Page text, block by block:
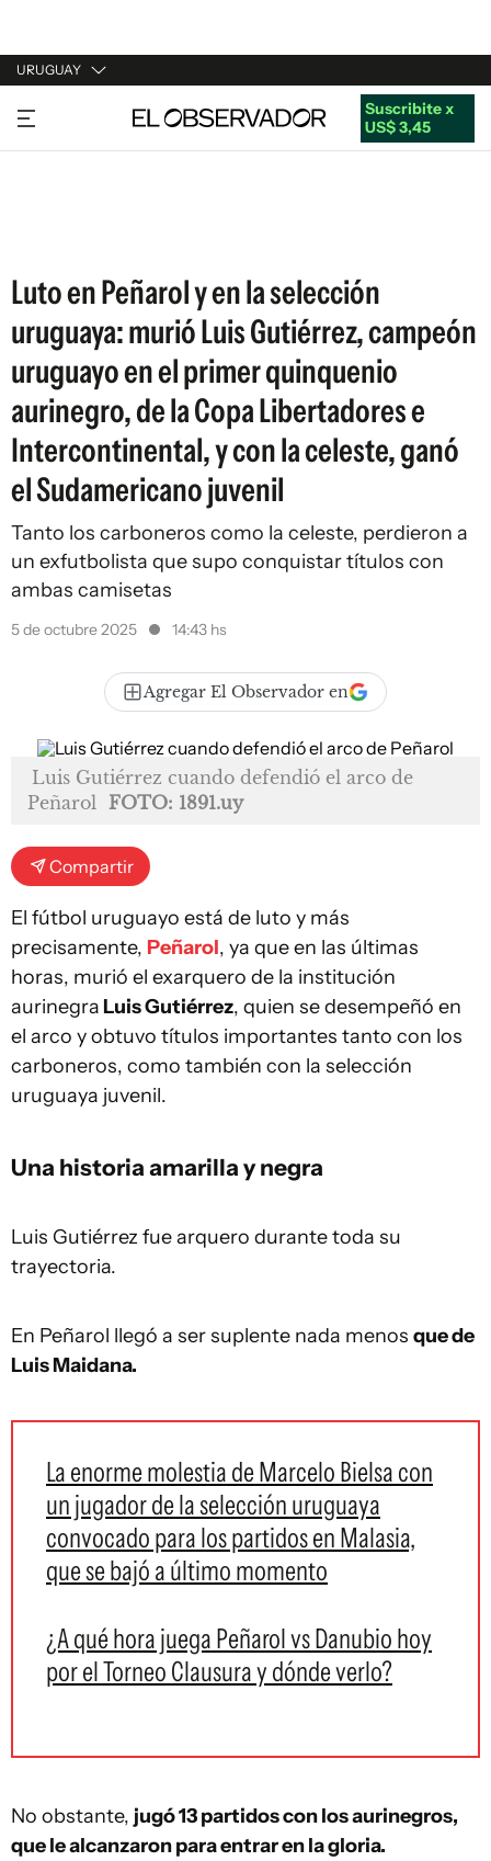
URUGUAY
URUGUAY
ARGENTINA
Suscribite x
US$ 3,45
Luto en Peñarol y en la selección
uruguaya: murió Luis Gutiérrez, campeón
uruguayo en el primer quinquenio
aurinegro, de la Copa Libertadores e
Intercontinental, y con la celeste, ganó
el Sudamericano juvenil
Tanto los carboneros como la celeste, perdieron a
un exfutbolista que supo conquistar títulos con
ambas camisetas
5 de octubre 2025 14:43 hs
Agregar El Observador en
Luis Gutiérrez cuando defendió el arco de
Peñarol FOTO: 1891.uy
Compartir
El fútbol uruguayo está de luto y más
precisamente, Peñarol, ya que en las últimas
horas, murió el exarquero de la institución
aurinegra Luis Gutiérrez, quien se desempeñó en
el arco y obtuvo títulos importantes tanto con los
carboneros, como también con la selección
uruguaya juvenil.
Una historia amarilla y negra
Luis Gutiérrez fue arquero durante toda su
trayectoria.
En Peñarol llegó a ser suplente nada menos que de
Luis Maidana.
La enorme molestia de Marcelo Bielsa con
un jugador de la selección uruguaya
convocado para los partidos en Malasia,
que se bajó a último momento
¿A qué hora juega Peñarol vs Danubio hoy
por el Torneo Clausura y dónde verlo?
No obstante, jugó 13 partidos con los aurinegros,
que le alcanzaron para entrar en la gloria.